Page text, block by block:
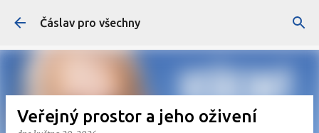
Přeskočit na hlavní obsah
Čáslav pro všechny
Veřejný prostor a jeho oživení